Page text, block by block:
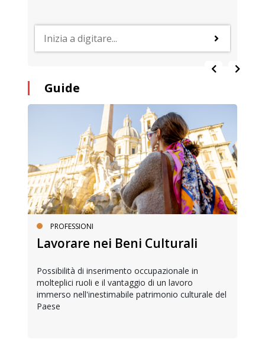
Guide
PROFESSIONI
Lavorare nei Beni Culturali
Possibilità di inserimento occupazionale in
molteplici ruoli e il vantaggio di un lavoro
immerso nell'inestimabile patrimonio culturale del
Paese